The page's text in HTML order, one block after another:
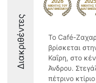
Διακριθέντες
Το Café-
βρίσκεται
Καΐρη, στο
Άνδρου.
πέτρινο